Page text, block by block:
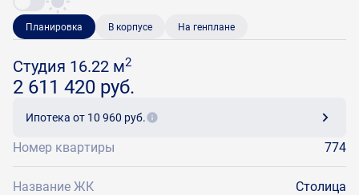
Планировка В корпусе На генплане
Студия 16.22 м2
2 611 420 руб.
Ипотека от 10 960 руб.
Номер квартиры 774
Название ЖК Столица